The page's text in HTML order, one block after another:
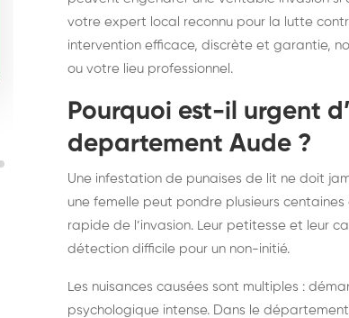
frelons : intervention
rapide partout en France
votre expert local reconnu pour la lutte
intervention efficace, discrète et garantie,
ou votre lieu professionnel.
Pourquoi est-il urgent
departement Aude ?
Une infestation de punaises de lit ne doit
une femelle peut pondre plusieurs
rapide de l’invasion. Leur petitesse et leur
détection difficile pour un non-initié.
Les nuisances causées sont multiples :
psychologique intense. Dans le